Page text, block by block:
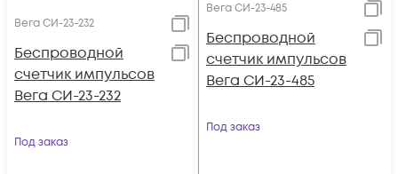
Вега СИ-23-232
Беспроводной
счетчик импульсов
Вега СИ-23-232
Под заказ
Вега СИ-23-485
Беспроводной
счетчик импульсов
Вега СИ-23-485
Под заказ